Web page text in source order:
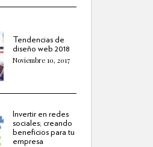
Tendencias de
diseño web 2018
Noviembre 10, 2017
Invertir en redes
sociales; creando
beneficios para tu
empresa